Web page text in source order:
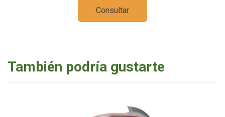
Consultar
También podría gustarte